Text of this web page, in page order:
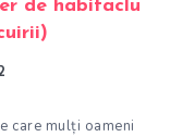
de habitaclu
care mulți oameni